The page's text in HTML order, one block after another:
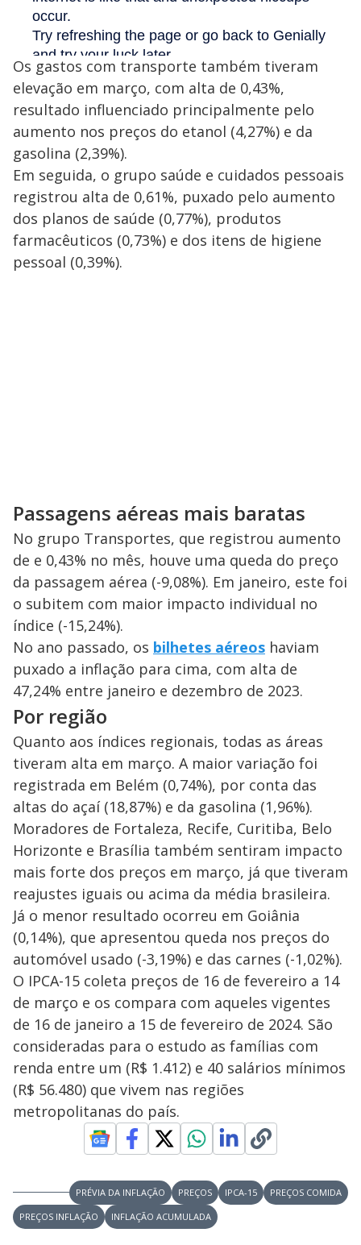
Os gastos com transporte também tiveram
elevação em março, com alta de 0,43%,
resultado influenciado principalmente pelo
aumento nos preços do etanol (4,27%) e da
gasolina (2,39%).
Em seguida, o grupo saúde e cuidados pessoais
registrou alta de 0,61%, puxado pelo aumento
dos planos de saúde (0,77%), produtos
farmacêuticos (0,73%) e dos itens de higiene
pessoal (0,39%).
Passagens aéreas mais baratas
No grupo Transportes, que registrou aumento
de e 0,43% no mês, houve uma queda do preço
da passagem aérea (-9,08%). Em janeiro, este foi
o subitem com maior impacto individual no
índice (-15,24%).
No ano passado, os bilhetes aéreos haviam
puxado a inflação para cima, com alta de
47,24% entre janeiro e dezembro de 2023.
Por região
Quanto aos índices regionais, todas as áreas
tiveram alta em março. A maior variação foi
registrada em Belém (0,74%), por conta das
altas do açaí (18,87%) e da gasolina (1,96%).
Moradores de Fortaleza, Recife, Curitiba, Belo
Horizonte e Brasília também sentiram impacto
mais forte dos preços em março, já que tiveram
reajustes iguais ou acima da média brasileira.
Já o menor resultado ocorreu em Goiânia
(0,14%), que apresentou queda nos preços do
automóvel usado (-3,19%) e das carnes (-1,02%).
O IPCA-15 coleta preços de 16 de fevereiro a 14
de março e os compara com aqueles vigentes
de 16 de janeiro a 15 de fevereiro de 2024. São
consideradas para o estudo as famílias com
renda entre um (R$ 1.412) e 40 salários mínimos
(R$ 56.480) que vivem nas regiões
metropolitanas do país.
PRÉVIA DA INFLAÇÃO PREÇOS IPCA-15
PREÇOS COMIDA
PREÇOS INFLAÇÃO
INFLAÇÃO ACUMULADA